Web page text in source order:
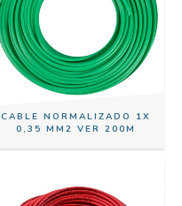
CABLE NORMALIZADO 1X
0,35 MM2 VER 200M